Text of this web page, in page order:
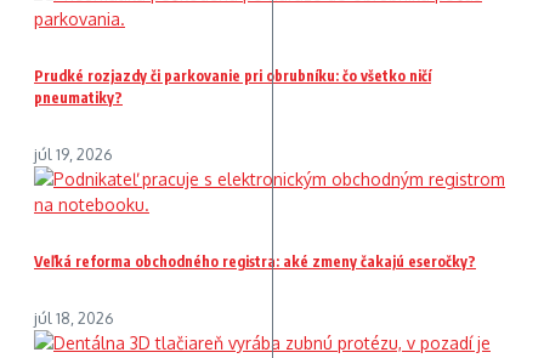
Prudké rozjazdy či parkovanie pri obrubníku: čo všetko ničí
pneumatiky?
júl 19, 2026
Veľká reforma obchodného registra: aké zmeny čakajú eseročky?
júl 18, 2026